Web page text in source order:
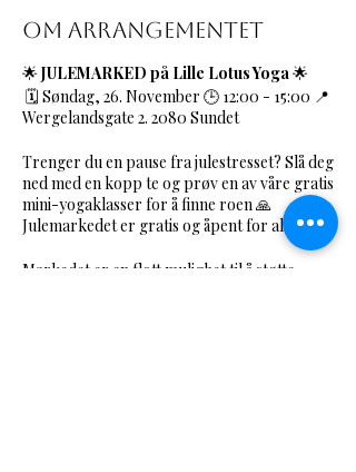
Om arrangementet
🌟 JULEMARKED på Lille Lotus Yoga🌟
🗓️ Søndag, 26. November 🕒 12:00 - 15:00 📍
Wergelandsgate 2. 2080 Sundet
Trenger du en pause fra julestresset? Slå deg
ned med en kopp te og prøv en av våre gratis
mini-yogaklasser for å finne roen 🙏
Julemarkedet er gratis og åpent for alle.
Markedet er en flott mulighet til å støtte